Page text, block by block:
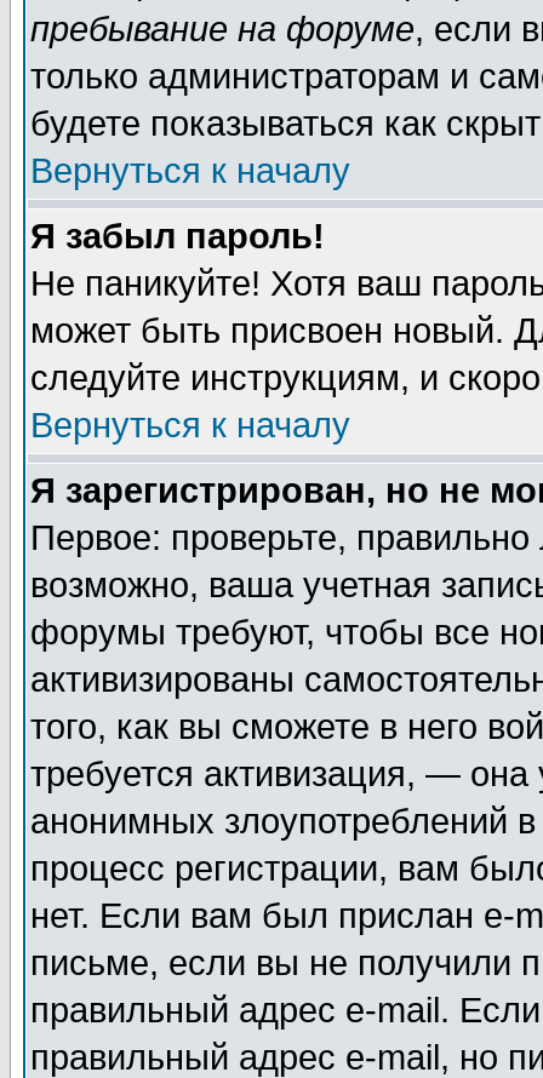
пребывание на форуме, если
только администраторам и
будете показываться как
Вернуться к началу
Я забыл пароль!
Не паникуйте! Хотя ваш
может быть присвоен новый.
следуйте инструкциям, и
Вернуться к началу
Я зарегистрирован, но не
Первое: проверьте,
возможно, ваша учетная
форумы требуют, чтобы все
активизированы
того, как вы сможете в него
требуется активизация, —
анонимных злоупотреблений
процесс регистрации, вам
нет. Если вам был прислан e-
письме, если вы не получили
правильный адрес e-mail.
правильный адрес e-mail, но